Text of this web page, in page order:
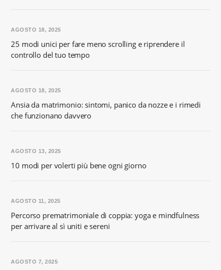
25 modi unici per fare meno scrolling e riprendere il
controllo del tuo tempo
AGOSTO 18, 2025
Ansia da matrimonio: sintomi, panico da nozze e i rimedi
che funzionano davvero
AGOSTO 18, 2025
10 modi per volerti più bene ogni giorno
AGOSTO 13, 2025
Percorso prematrimoniale di coppia: yoga e mindfulness
per arrivare al sì uniti e sereni
AGOSTO 11, 2025
AGOSTO 7, 2025